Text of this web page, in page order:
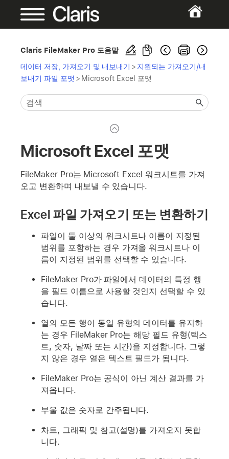
Claris FileMaker Pro 도움말
데이터 저장, 가져오기 및 내보내기 > 지원되는 가져오기/내
보내기 파일 포맷 > Microsoft Excel 포맷
Microsoft Excel 포맷
FileMaker Pro는 Microsoft Excel 워크시트를 가져
오고 변환하며 내보낼 수 있습니다.
Excel 파일 가져오기 또는 변환하기
파일이 둘 이상의 워크시트나 이름이 지정된
범위를 포함하는 경우 가져올 워크시트나 이
름이 지정된 범위를 선택할 수 있습니다.
FileMaker Pro가 파일에서 데이터의 특정 행
을 필드 이름으로 사용할 것인지 선택할 수 있
습니다.
열의 모든 행이 동일 유형의 데이터를 유지하
는 경우 FileMaker Pro는 해당 필드 유형(텍스
트, 숫자, 날짜 또는 시간)을 지정합니다. 그렇
지 않은 경우 열은 텍스트 필드가 됩니다.
FileMaker Pro는 공식이 아닌 계산 결과를 가
져옵니다.
부울 값은 숫자로 간주됩니다.
차트, 그래픽 및 참고(설명)를 가져오지 못합
니다.